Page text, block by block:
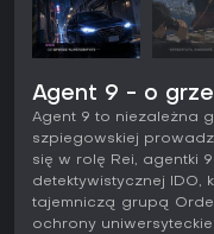
Agent 9 - o grze
Agent 9 to niezależna
szpiegowskiej
się w rolę Rei, agentki
detektywistycznej
tajemniczą grupą
ochrony